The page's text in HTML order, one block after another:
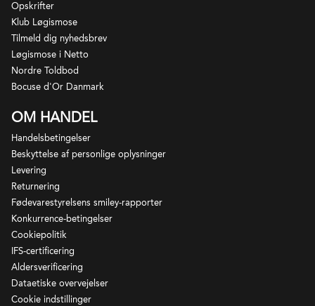
Giorgio Rivettis nærmest magiske trylleri først med
Moscato, siden med Barbera og nu også med
Opskrifter
Klub Løgismose
Tilmeld dig nyhedsbrev
Løgismose i Netto
Nordre Toldbod
Bocuse d'Or Danmark
OM HANDEL
Handelsbetingelser
Beskyttelse af personlige oplysninger
Levering
Returnering
Fødevarestyrelsens smiley-rapporter
Konkurrence-betingelser
Cookiepolitik
IFS-certificering
Aldersverificering
Dataetiske overvejelser
Cookie indstillinger